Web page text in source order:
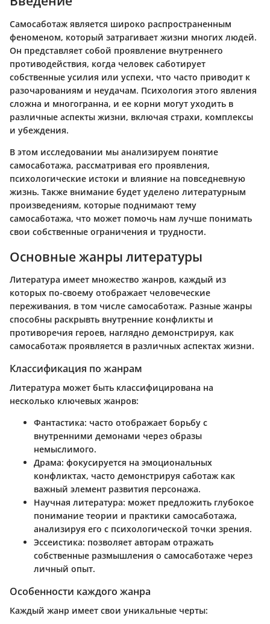
Самосаботаж является широко распространенным
феноменом, который затрагивает жизни многих людей.
Он представляет собой проявление внутреннего
противодействия, когда человек саботирует
собственные усилия или успехи, что часто приводит к
разочарованиям и неудачам. Психология этого явления
сложна и многогранна, и ее корни могут уходить в
различные аспекты жизни, включая страхи, комплексы
и убеждения.
В этом исследовании мы анализируем понятие
самосаботажа, рассматривая его проявления,
психологические истоки и влияние на повседневную
жизнь. Также внимание будет уделено литературным
произведениям, которые поднимают тему
самосаботажа, что может помочь нам лучше понимать
свои собственные ограничения и трудности.
Основные жанры литературы
Литература имеет множество жанров, каждый из
которых по-своему отображает человеческие
переживания, в том числе самосаботаж. Разные жанры
способны раскрывть внутренние конфликты и
противоречия героев, наглядно демонстрируя, как
самосаботаж проявляется в различных аспектах жизни.
Классификация по жанрам
Литература может быть классифицирована на
несколько ключевых жанров:
Фантастика: часто отображает борьбу с
внутренними демонами через образы
немыслимого.
Драма: фокусируется на эмоциональных
конфликтах, часто демонстрируя саботаж как
важный элемент развития персонажа.
Научная литература: может предложить глубокое
понимание теории и практики самосаботажа,
анализируя его с психологической точки зрения.
Эссеистика: позволяет авторам отражать
собственные размышления о самосаботаже через
личный опыт.
Особенности каждого жанра
Каждый жанр имеет свои уникальные черты: